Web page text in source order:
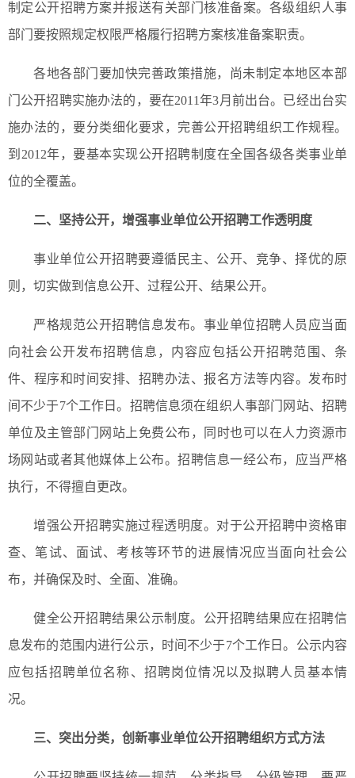
制定公开招聘方案并报送有关部门核准备案。各级组织人事
部门要按照规定权限严格履行招聘方案核准备案职责。
各地各部门要加快完善政策措施，尚未制定本地区本部
门公开招聘实施办法的，要在2011年3月前出台。已经出台实
施办法的，要分类细化要求，完善公开招聘组织工作规程。
到2012年，要基本实现公开招聘制度在全国各级各类事业单
位的全覆盖。
二、坚持公开，增强事业单位公开招聘工作透明度
事业单位公开招聘要遵循民主、公开、竞争、择优的原
则，切实做到信息公开、过程公开、结果公开。
严格规范公开招聘信息发布。事业单位招聘人员应当面
向社会公开发布招聘信息，内容应包括公开招聘范围、条
件、程序和时间安排、招聘办法、报名方法等内容。发布时
间不少于7个工作日。招聘信息须在组织人事部门网站、招聘
单位及主管部门网站上免费公布，同时也可以在人力资源市
场网站或者其他媒体上公布。招聘信息一经公布，应当严格
执行，不得擅自更改。
增强公开招聘实施过程透明度。对于公开招聘中资格审
查、笔试、面试、考核等环节的进展情况应当面向社会公
布，并确保及时、全面、准确。
健全公开招聘结果公示制度。公开招聘结果应在招聘信
息发布的范围内进行公示，时间不少于7个工作日。公示内容
应包括招聘单位名称、招聘岗位情况以及拟聘人员基本情
况。
三、 突出分类，创新事业单位公开招聘组织方式方法